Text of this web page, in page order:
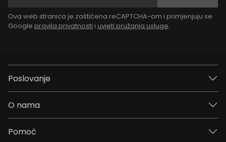
Ova web stranica je zaštićena reCAPTCHA-om i primjenjuju se
Google pravila privatnosti i uvjeti pružanja usluge.
Poslovanje
O nama
Pomoć